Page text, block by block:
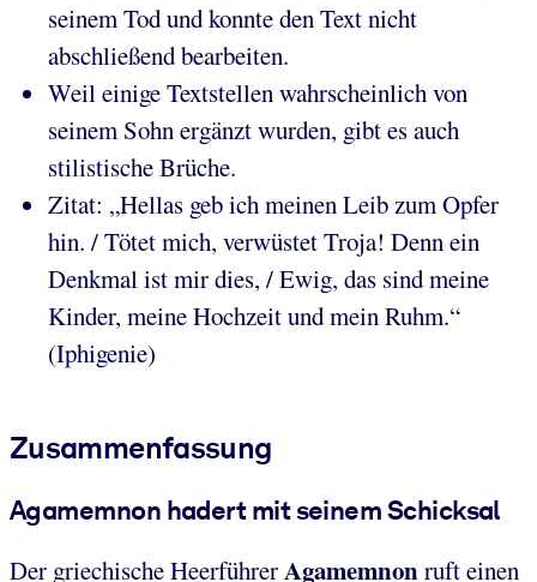
seinem Tod und konnte den Text nicht
abschließend bearbeiten.
Weil einige Textstellen wahrscheinlich von
seinem Sohn ergänzt wurden, gibt es auch
stilistische Brüche.
Zitat: „Hellas geb ich meinen Leib zum Opfer
hin. / Tötet mich, verwüstet Troja! Denn ein
Denkmal ist mir dies, / Ewig, das sind meine
Kinder, meine Hochzeit und mein Ruhm.“
(Iphigenie)
Zusammenfassung
Agamemnon hadert mit seinem Schicksal
Der griechische HeerführerAgamemnonruft einen